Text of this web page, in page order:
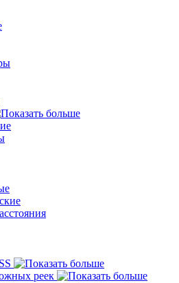
реек